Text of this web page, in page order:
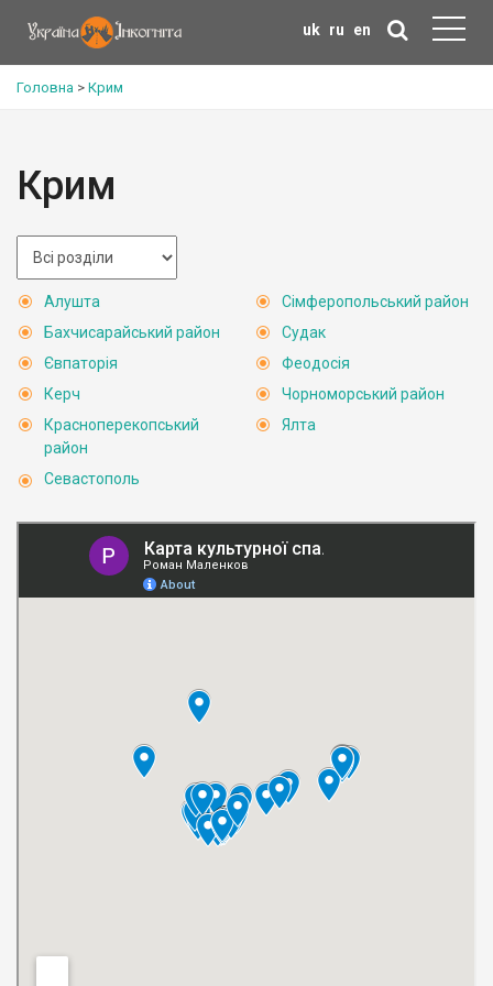
uk ru en
Головна > Крим
Крим
Алушта
Бахчисарайський район
Євпаторія
Керч
Красноперекопський
район
Севастополь
Сімферопольський район
Судак
Феодосія
Чорноморський район
Ялта